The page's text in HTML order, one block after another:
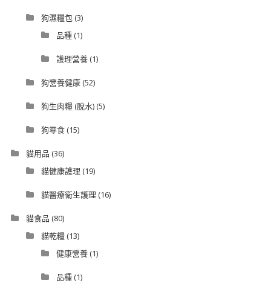
狗濕糧包(3)
品種(1)
護理營養(1)
狗營養健康(52)
狗生肉糧 (脫水)(5)
狗零食(15)
貓用品 (36)
貓健康護理 (19)
貓醫療衛生護理 (16)
貓食品 (80)
貓乾糧(13)
健康營養(1)
品種(1)